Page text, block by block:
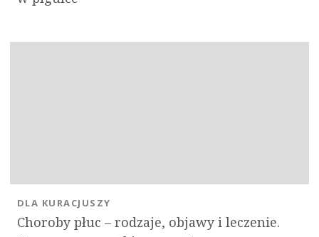
Choroby płuc – rodzaje, objawy i leczenie.
DLA KURACJUSZY